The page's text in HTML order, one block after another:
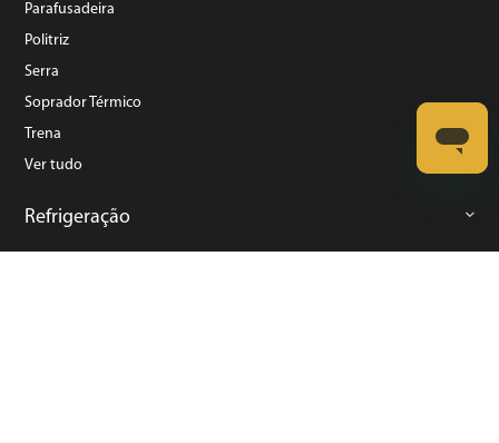
Parafusadeira
Politriz
Serra
Soprador Térmico
Trena
Ver tudo
Refrigeração